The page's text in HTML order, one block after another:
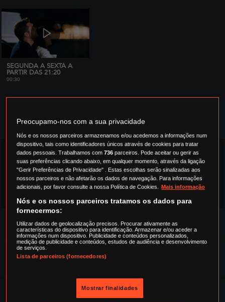
SEGUNDA A SEXTA A
PARTIR DAS 21:20
00:30
EPISÓDIOS
EPISÓDIO 1 +
Selin é uma arquiteta de interiores bem sucedida cujo mundo fica
virado do avesso quando descobre que terá de partilhar a sua nova
casa com o desconhecido Demir. Infelizmente, as surpresas não
EPISÓDIO 2
EPISÓDIO 3
Preocupamo-nos com a sua privacidade
Nós e os nossos parceiros armazenamos e/ou acedemos a informações num
dispositivo, tais como identificadores únicos através de cookies para tratar
dados pessoais. Trabalhamos com736 parceiros. Pode aceitar ou gerir as
suas preferências clicando abaixo, em qualquer momento, através da ligação
"Gerir Preferências de Privacidade" . Estas escolhas serão sinalizadas aos
nossos parceiros e não afetarão os dados de navegação. Para informações
adicionais, por favor consulte a nossa Política de Cookies.
Mais informação
Nós e os nossos parceiros tratamos os dados para
fornecermos:
Utilizar dados de geolocalização precisos. Procurar ativamente as
características do dispositivo para identificação. Armazenar e/ou aceder a
informações num dispositivo. Publicidade e conteúdos personalizados,
medição de publicidade e conteúdos, estudos de audiência e desenvolvimento
de serviços.
Lista de parceiros (fornecedores)
Mostrar finalidades